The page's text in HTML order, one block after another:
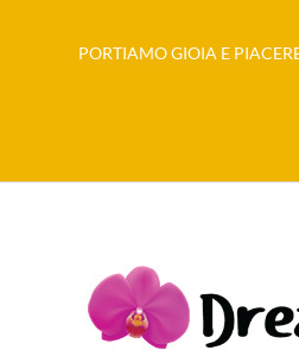
PORTIAMO GIOIA E